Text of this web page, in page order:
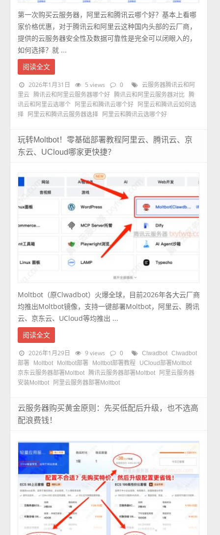
第一次购买云服务器，阿里云和腾讯云哪个好？基本上看哪
家价格优惠，对于腾讯云和阿里云这种国内头部的云厂商，
提供的云服务器安全性及数据可靠性是完全可以闭眼入的，
如何选择？就 ...
阅读全文
2026年1月31日 5 views 0
云服务器腾讯云和阿
里云 腾讯云和阿里云服务器哪个好 腾讯云和阿里云服务器对比
腾
讯云和阿里云选哪个
阿里云和腾讯云哪个好
阿里云和腾讯云如何选
择
阿里云和腾讯云服务器选择 阿里云和腾讯云选哪个好
玩转Moltbot！零基础部署教程阿里云、腾讯云、京
东云、UCloud哪家更快捷？
Moltbot（原Clwadbot）火爆全球，目前2026年各大云厂商
均推出Moltbot镜像，支持一键部署Moltbot，阿里云、腾讯
云、京东云、UCloud等均推出 ...
阅读全文
2026年1月29日 9 views 0 Clwadbot
Clwadbot
部署
Moltbot Moltbot部署 Moltbot部署教程
UCloud部署Moltbot
京东云服务器部署Moltbot 腾讯云服务器部署Moltbot
阿里云服务器
安装Moltbot
阿里云服务器部署Moltbot
云服务器购买黄金原则：先买低配后升级，也不选高
配浪费钱！